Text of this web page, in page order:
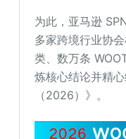
为此，亚马逊
多家跨境行业协
类、数万条
炼核心结论并精
（2026）》。